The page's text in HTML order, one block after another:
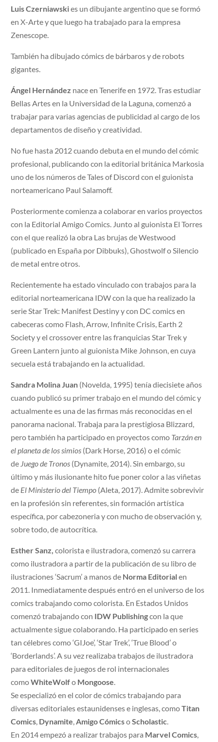
Luis Czerniawskies un dibujante argentino que se formó
en X-Arte y que luego ha trabajado para la empresa
Zenescope.
También ha dibujado cómics de bárbaros y de robots
gigantes.
Ángel Hernández nace en Tenerife en 1972. Tras estudiar
Bellas Artes en la Universidad de la Laguna, comenzó a
trabajar para varias agencias de publicidad al cargo de los
departamentos de diseño y creatividad.
No fue hasta 2012 cuando debuta en el mundo del cómic
profesional, publicando con la editorial británica Markosia
uno de los números de Tales of Discord con el guionista
norteamericano Paul Salamoff.
Posteriormente comienza a colaborar en varios proyectos
con la Editorial Amigo Comics. Junto al guionista El Torres
con el que realizó la obra Las brujas de Westwood
(publicado en España por Dibbuks), Ghostwolf o Silencio
de metal entre otros.
Recientemente ha estado vinculado con trabajos para la
editorial norteamericana IDW con la que ha realizado la
serie Star Trek: Manifest Destiny y con DC comics en
cabeceras como Flash, Arrow, Infinite Crisis, Earth 2
Society y el crossover entre las franquicias Star Trek y
Green Lantern junto al guionista Mike Johnson, en cuya
secuela está trabajando en la actualidad.
Sandra Molina Juan (Novelda, 1995) tenía diecisiete años
cuando publicó su primer trabajo en el mundo del cómic y
actualmente es una de las firmas más reconocidas en el
panorama nacional. Trabaja para la prestigiosa Blizzard,
pero también ha participado en proyectos como Tarzán en
el planeta de los simios (Dark Horse, 2016) o el cómic
de Juego de Tronos (Dynamite, 2014). Sin embargo, su
último y más ilusionante hito fue poner color a las viñetas
de El Ministerio del Tiempo (Aleta, 2017). Admite sobrevivir
en la profesión sin referentes, sin formación artística
específica, por cabezoneria y con mucho de observación y,
sobre todo, de autocrítica.
Esther Sanz, colorista e ilustradora, comenzó su carrera
como ilustradora a partir de la publicación de su libro de
ilustraciones ‘Sacrum’ a manos de Norma Editorialen
2011. Inmediatamente después entró en el universo de los
comics trabajando como colorista. En Estados Unidos
comenzó trabajando con IDW Publishingcon la que
actualmente sigue colaborando. Ha participado en series
tan célebres como ‘GIJoe’, ‘Star Trek’, ‘True Blood’ o
‘Borderlands’. A su vez realizaba trabajos de ilustradora
para editoriales de juegos de rol internacionales
comoWhiteWolfo Mongoose
Se especializó en el color de cómics trabajando para
diversas editoriales estaunidenses e inglesas, comoTitan
Comics Dynamite Amigo CómicsoScholastic
En 2014 empezó a realizar trabajos para Marvel Comics